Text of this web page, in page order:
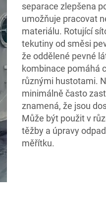
separace zlepšena
umožňuje pracovat
materiálu. Rotující
tekutiny od směsi
že oddělené pevné
kombinace pomáhá
různými hustotami.
minimálně často
znamená, že jsou
Může být použit v
těžby a úpravy
měřítku.